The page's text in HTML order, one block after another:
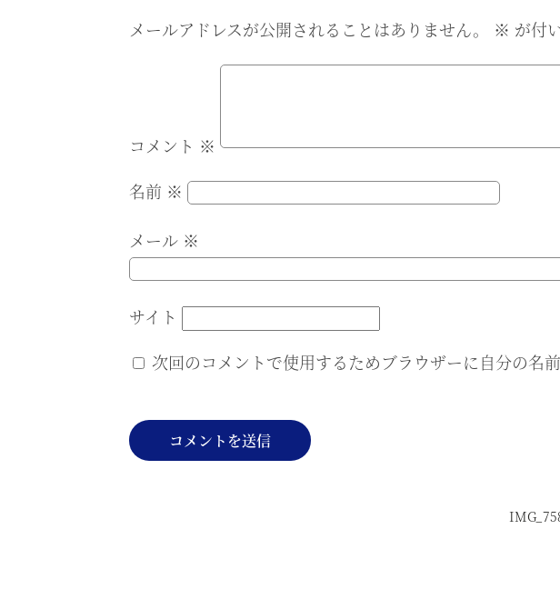
メールアドレスが公開されることはありません。 ※ が付
コメント ※
名前 ※
メール ※
サイト
次回のコメントで使用するためブラウザーに自分の名